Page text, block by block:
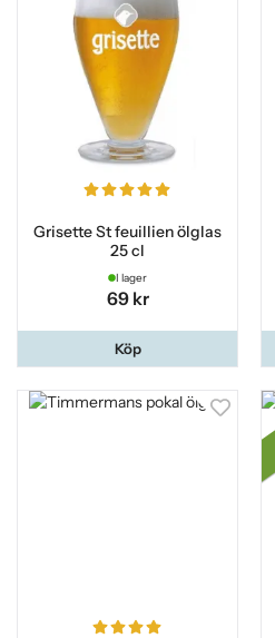
Grisette St feuillien ölglas
25 cl
I lager
69 kr
Köp